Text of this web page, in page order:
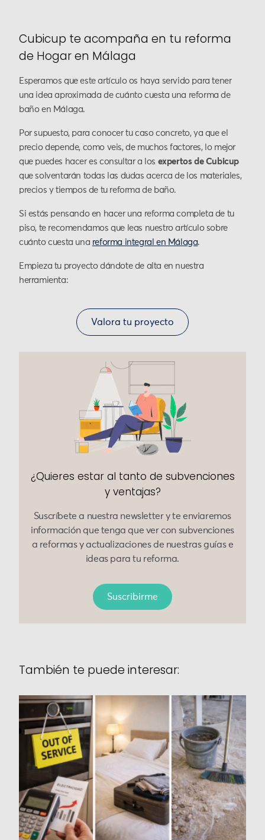
Cubicup te acompaña en tu reforma
de Hogar en Málaga
Esperamos que este artículo os haya servido para tener
una idea aproximada de cuánto cuesta una reforma de
baño en Málaga.
Por supuesto, para conocer tu caso concreto, ya que el
precio depende, como veis, de muchos factores, lo mejor
que puedes hacer es consultar a los expertos de Cubicup
que solventarán todas las dudas acerca de los materiales,
precios y tiempos de tu reforma de baño.
Si estás pensando en hacer una reforma completa de tu
piso, te recomendamos que leas nuestro artículo sobre
cuánto cuesta una reforma integral en Málaga.
Empieza tu proyecto dándote de alta en nuestra
herramienta:
Valora tu proyecto
¿Quieres estar al tanto de subvenciones
y ventajas?
Suscríbete a nuestra newsletter y te enviaremos
información que tenga que ver con subvenciones
a reformas y actualizaciones de nuestras guías e
ideas para tu reforma.
Suscribirme
También te puede interesar: